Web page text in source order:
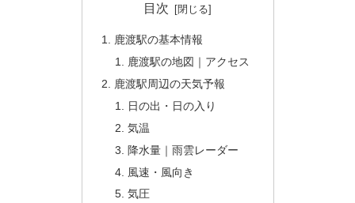
目次
鹿渡駅の基本情報
鹿渡駅の地図｜アクセス
鹿渡駅周辺の天気予報
日の出・日の入り
気温
降水量｜雨雲レーダー
風速・風向き
気圧